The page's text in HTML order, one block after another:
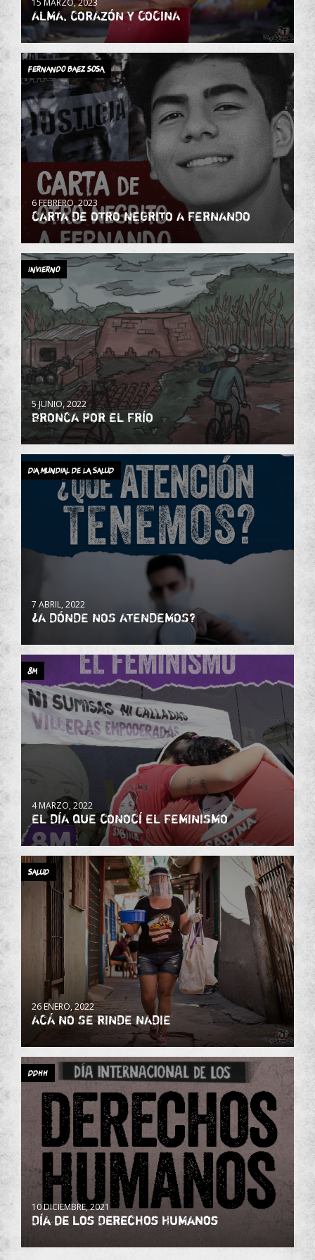
ALMA, CORAZÓN Y COCINA
Fernando Baez Sosa
6 FEBRERO, 2023
CARTA DE OTRO NEGRITO A FERNANDO
INVIERNO
5 JUNIO, 2022
BRONCA POR EL FRÍO
Dia Mundial de la Salud
7 ABRIL, 2022
¿A DÓNDE NOS ATENDEMOS?
8M
4 MARZO, 2022
EL DÍA QUE CONOCÍ EL FEMINISMO
Salud
26 ENERO, 2022
ACÁ NO SE RINDE NADIE
DDHH
10 DICIEMBRE, 2021
Día de los Derechos Humanos